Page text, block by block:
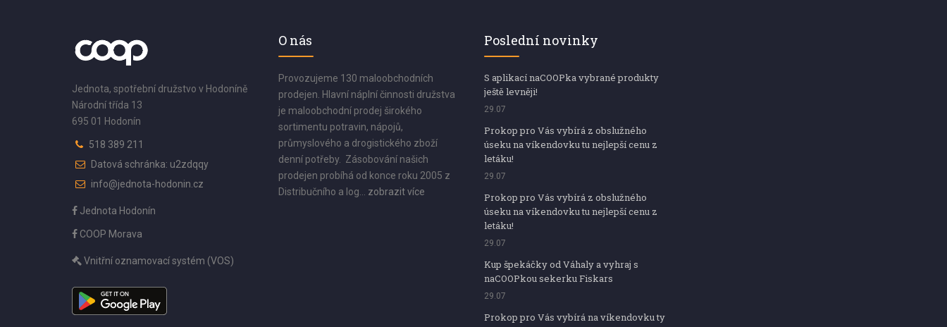
Jednota, spotřební družstvo v Hodoníně
Národní třída 13
695 01 Hodonín
518 389 211
Datová schránka: u2zdqqy
info@jednota-hodonin.cz
Jednota Hodonín
COOP Morava
Vnitřní oznamovací systém (VOS)
O nás
Provozujeme 130 maloobchodních
prodejen. Hlavní náplní činnosti družstva
je maloobchodní prodej širokého
sortimentu potravin, nápojů,
průmyslového a drogistického zboží
denní potřeby. Zásobování našich
prodejen probíhá od konce roku 2005 z
Distribučního a log... zobrazit více
Poslední novinky
S aplikací naCOOPka vybrané produkty
ještě levněji!
29.07
Prokop pro Vás vybírá z obslužného
úseku na víkendovku tu nejlepší cenu z
letáku!
29.07
Prokop pro Vás vybírá z obslužného
úseku na víkendovku tu nejlepší cenu z
letáku!
29.07
Kup špekáčky od Váhaly a vyhraj s
naCOOPkou sekerku Fiskars
29.07
Prokop pro Vás vybírá na víkendovku ty